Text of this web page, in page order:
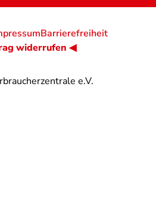
e.V.
Barrierefreiheit
widerrufen ◀